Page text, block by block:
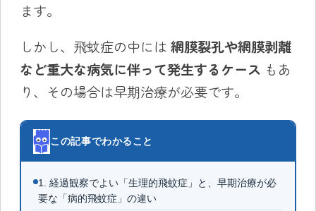
ます。
しかし、飛蚊症の中には 網膜裂孔や網膜剥離
など重大な病気に伴って発生するケース もあ
り、その場合は早期治療が必要です。
この記事でわかること
1. 経過観察でよい「生理的飛蚊症」と、早期治療が必
要な「病的飛蚊症」の違い